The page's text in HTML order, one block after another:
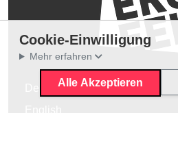
Deutsch
Cookie-Einwilligung
Mehr erfahren
Alle Akzeptieren